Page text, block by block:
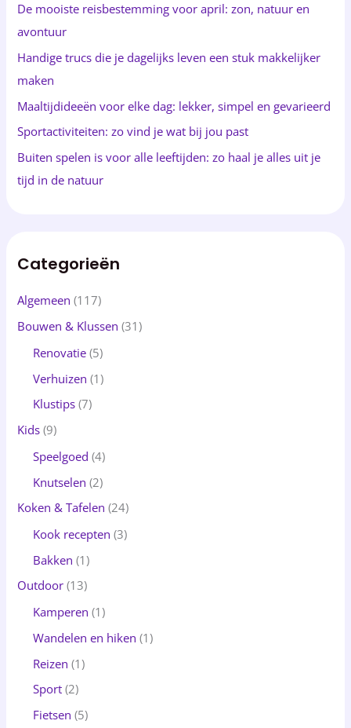
a
r
:
De mooiste reisbestemming voor april: zon, natuur en
avontuur
Handige trucs die je dagelijks leven een stuk makkelijker
maken
Maaltijdideeën voor elke dag: lekker, simpel en gevarieerd
Sportactiviteiten: zo vind je wat bij jou past
Buiten spelen is voor alle leeftijden: zo haal je alles uit je
tijd in de natuur
Categorieën
Algemeen (117)
Bouwen & Klussen (31)
Renovatie (5)
Verhuizen (1)
Klustips (7)
Kids (9)
Speelgoed (4)
Knutselen (2)
Koken & Tafelen (24)
Kook recepten (3)
Bakken (1)
Outdoor (13)
Kamperen (1)
Wandelen en hiken (1)
Reizen (1)
Sport (2)
Fietsen (5)